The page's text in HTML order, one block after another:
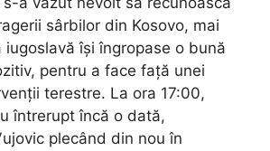
sârbilor din Kosovo, mai
iugoslavă își îngropase o bună
pentru a face față unei
terestre. La ora 17:00,
întrerupt încă o dată,
plecând din nou în